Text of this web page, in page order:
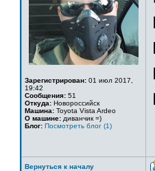
Зарегистрирован: 01 июл 2017,
19:42
Сообщения: 51
Откуда: Новороссийск
Машина: Toyota Vista Ardeo
О машине: диванчик =)
Блог: Посмотреть блог (1)
Вернуться к началу